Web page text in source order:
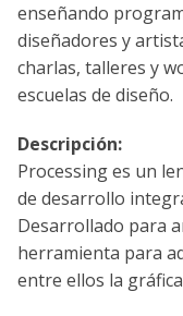
enseñando
diseñadores y
charlas, talleres y
escuelas de diseño.
Descripción:
Processing es un
de desarrollo
Desarrollado para
herramienta para
entre ellos la